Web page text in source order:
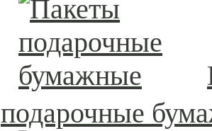
подарочные